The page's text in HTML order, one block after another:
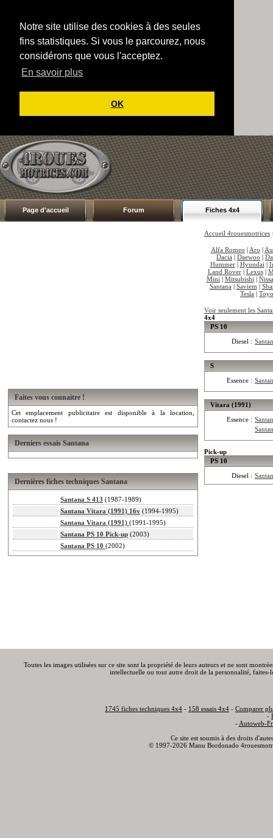
Notre site utilise des cookies à des seules
fins statistiques. Si vous le parcourez, nous
considérons que vous l'acceptez.
En savoir plus
OK
Page d'accueil Forum Fiches 4x4
Faites vous connaitre !
Cet emplacement publicitaire est disponible à la location,
contactez nous !
Derniers essais Santana
Dernières fiches techniques Santana
Santana S 413 (1987-1989)
Santana Vitara (1991) 16v (1994-1995)
Santana Vitara (1991) (1991-1995)
Santana PS 10 Pick-up (2003)
Santana PS 10 (2002)
Accueil 4rouesmotrices
Alfa Romeo | Aro |
Dacia | Daewoo |
Hummer| Hyundai |
Land Rover| Lexus|
Mini | Mitsubishi |
Santana | Saviem |
Tesla |
Voir seulement les
4x4
PS 10
Diesel :
S
Essence :
Vitara (1991)
Essence :
Pick-up
PS 10
Diesel :
Toutes les images utilisées sur ce site sont la propriété de leurs auteurs et ne sont
intellectuelle ou tout autre droit de la personnalité,
1745 fiches techniques 4x4 - 158 essais 4x4 - Comparer
-
- Autoweb-
Ce site est soumis à des droits
© 1997-2026 Manu Bordonado